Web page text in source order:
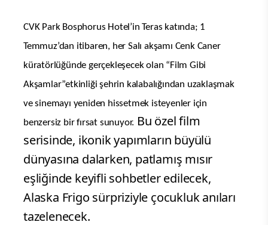
CVK Park Bosphorus Hotel’in Teras katında; 1
Temmuz’dan itibaren, her Salı akşamı Cenk Caner
küratörlüğünde gerçekleşecek olan “Film Gibi
Akşamlar”etkinliği şehrin kalabalığından uzaklaşmak
ve sinemayı yeniden hissetmek isteyenler için
benzersiz bir fırsat sunuyor. Bu özel film
serisinde, ikonik yapımların büyülü
dünyasına dalarken, patlamış mısır
eşliğinde keyifli sohbetler edilecek,
Alaska Frigo sürpriziyle çocukluk anıları
tazelenecek.